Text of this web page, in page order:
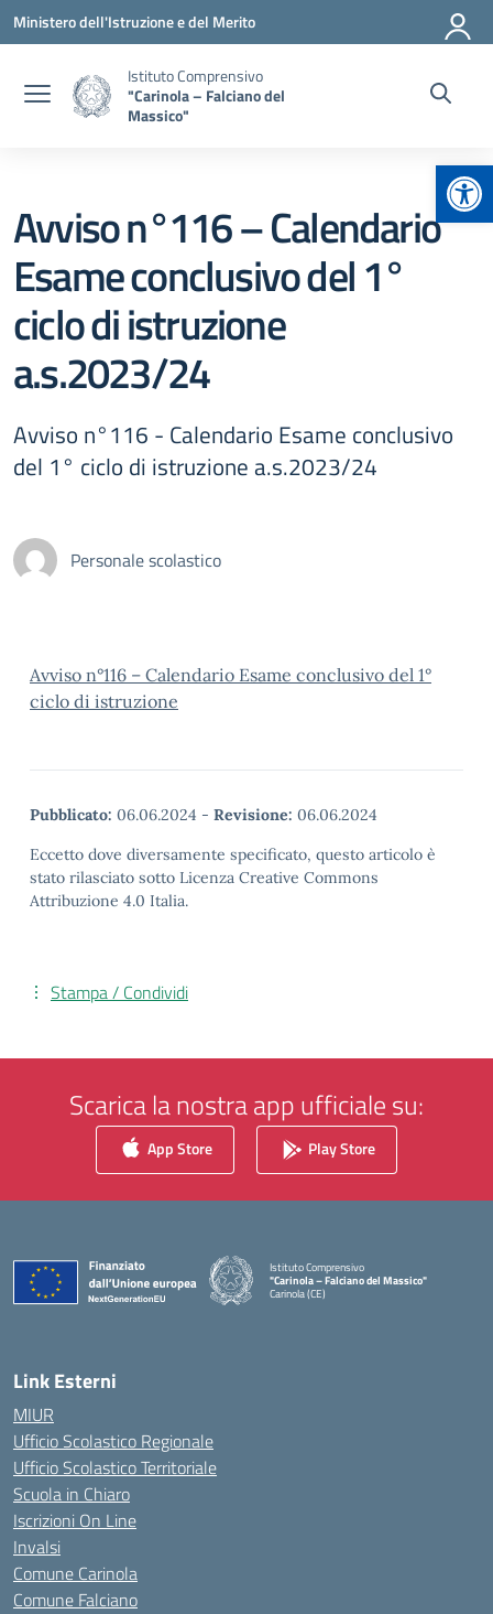
Vai ai contenuti
Vai al menu di navigazione
Vai al footer
Ministero dell'Istruzione e del Merito
Istituto Comprensivo
"Carinola – Falciano del
Massico"
Avviso n°116 – Calendario
Esame conclusivo del 1°
ciclo di istruzione
a.s.2023/24
Avviso n°116 - Calendario Esame conclusivo
del 1° ciclo di istruzione a.s.2023/24
Personale scolastico
Avviso n°116 – Calendario Esame conclusivo del 1°
ciclo di istruzione
Pubblicato: 06.06.2024 - Revisione: 06.06.2024
Eccetto dove diversamente specificato, questo articolo è
stato rilasciato sotto Licenza Creative Commons
Attribuzione 4.0 Italia.
Stampa / Condividi
Scarica la nostra app ufficiale su:
App Store Play Store
Istituto Comprensivo
"Carinola – Falciano del Massico"
Carinola (CE)
Link Esterni
MIUR
Ufficio Scolastico Regionale
Ufficio Scolastico Territoriale
Scuola in Chiaro
Iscrizioni On Line
Invalsi
Comune Carinola
Comune Falciano